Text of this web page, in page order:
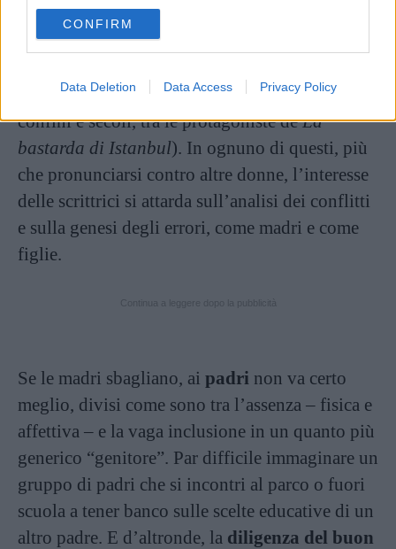
use your data for below specified purposes in below Google
consent section.
CONFIRM
Data Deletion Data Access Privacy Policy
Amélie Nothomb; le tante madri che si
scambiano i ruoli, si confrontano e si
(su tutti, il legame indissolubile, che varca
confini e secoli, tra le protagoniste deLa
bastarda di Istanbul). In ognuno di questi, più
che pronunciarsi contro altre donne, l’interesse
delle scrittrici si attarda sull’analisi dei conflitti
e sulla genesi degli errori, come madri e come
figlie.
Se le madri sbagliano, ai padri non va certo
meglio, divisi come sono tra l’assenza – fisica e
affettiva – e la vaga inclusione in un quanto più
generico “genitore”. Par difficile immaginare un
gruppo di padri che si incontri al parco o fuori
scuola a tener banco sulle scelte educative di un
altro padre. E d’altronde, la diligenza del buon